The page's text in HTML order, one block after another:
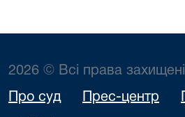
2026 © Всі права захищені
Про суд Прес-центр